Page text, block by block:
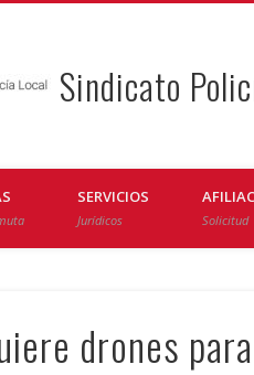
Sindicato
SERVICIOS
Jurídicos Solicitud
drones